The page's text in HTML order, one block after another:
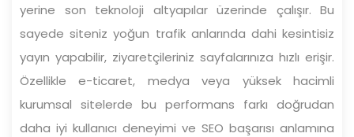
yerine son teknoloji altyapılar üzerinde çalışır. Bu
sayede siteniz yoğun trafik anlarında dahi kesintisiz
yayın yapabilir, ziyaretçileriniz sayfalarınıza hızlı erişir.
Özellikle e-ticaret, medya veya yüksek hacimli
kurumsal sitelerde bu performans farkı doğrudan
daha iyi kullanıcı deneyimi ve SEO başarısı anlamına